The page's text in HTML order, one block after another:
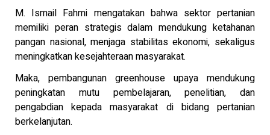
M. Ismail Fahmi mengatakan bahwa sektor pertanian
memiliki peran strategis dalam mendukung ketahanan
pangan nasional, menjaga stabilitas ekonomi, sekaligus
meningkatkan kesejahteraan masyarakat.
Maka, pembangunan greenhouse upaya mendukung
peningkatan mutu pembelajaran, penelitian, dan
pengabdian kepada masyarakat di bidang pertanian
berkelanjutan.